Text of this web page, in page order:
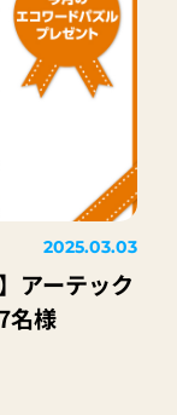
2025.03.03
アーテック
名様